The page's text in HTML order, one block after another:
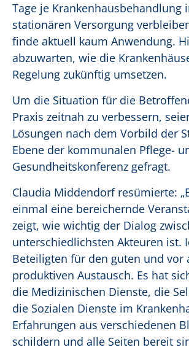
Tage je Krankenhausbehandlung
stationären Versorgung
finde aktuell kaum Anwendung.
abzuwarten, wie die
Regelung zukünftig umsetzen.
Um die Situation für die
Praxis zeitnah zu verbessern,
Lösungen nach dem Vorbild der
Ebene der kommunalen Pflege-
Gesundheitskonferenz gefragt.
Claudia Middendorf resümierte:
einmal eine bereichernde
zeigt, wie wichtig der Dialog
unterschiedlichsten Akteuren ist.
Beteiligten für den guten und vor
produktiven Austausch. Es hat
die Medizinischen Dienste, die
die Sozialen Dienste im
Erfahrungen aus verschiedenen
schildern und alle Seiten bereit